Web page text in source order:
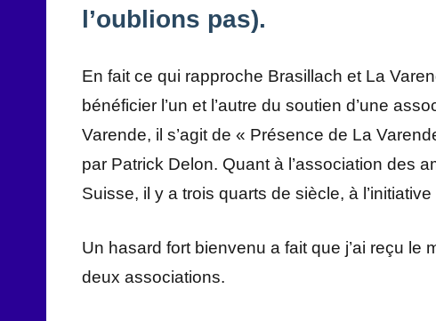
l’oublions pas).
En fait ce qui rapproche Brasillach et La
bénéficier l’un et l’autre du soutien d’une
Varende, il s’agit de « Présence de La
par Patrick Delon. Quant à l’association des
Suisse, il y a trois quarts de siècle, à
Un hasard fort bienvenu a fait que j’ai reçu
deux associations.